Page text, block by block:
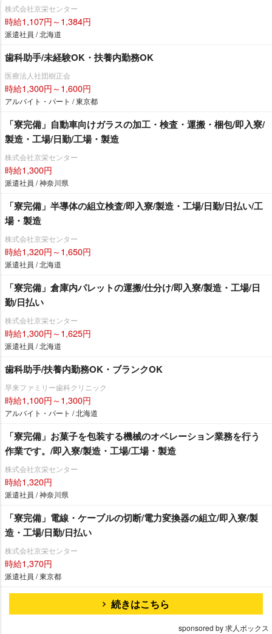
株式会社京栄センター
時給1,107円～1,384円
派遣社員 / 北海道
歯科助手/未経験OK・扶養内勤務OK
医療法人社団樹正会
時給1,300円～1,600円
アルバイト・パート / 東京都
「寮完備」自動車向けガラスの加工・検査・運搬・梱包/即入寮/
製造・工場/日勤/工場・製造
株式会社京栄センター
時給1,300円
派遣社員 / 神奈川県
「寮完備」半導体の組立検査/即入寮/製造・工場/日勤/日払い/工
場・製造
株式会社京栄センター
時給1,320円～1,650円
派遣社員 / 北海道
「寮完備」倉庫内パレットの運搬/仕分け/即入寮/製造・工場/日
勤/日払い
株式会社京栄センター
時給1,300円～1,625円
派遣社員 / 北海道
歯科助手/扶養内勤務OK・ブランクOK
早来ファミリー歯科クリニック
時給1,100円～1,300円
アルバイト・パート / 北海道
「寮完備」お菓子を包装する機械のオペレーション業務を行う
作業です。/即入寮/製造・工場/工場・製造
株式会社京栄センター
時給1,320円
派遣社員 / 神奈川県
「寮完備」電線・ケーブルの切断/電力変換器の組立/即入寮/製
造・工場/日勤/日払い
株式会社京栄センター
時給1,370円
派遣社員 / 東京都
続きはこちら
sponsored by 求人ボックス